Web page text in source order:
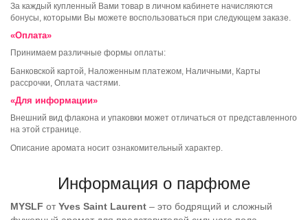
За каждый купленный Вами товар в личном кабинете начисляются
бонусы, которыми Вы можете воспользоваться при следующем заказе.
«Оплата»
Принимаем различные формы оплаты:
Банковской картой, Наложенным платежом, Наличными, Карты
рассрочки, Оплата частями.
«Для информации»
Внешний вид флакона и упаковки может отличаться от представленного
на этой странице.
Описание аромата носит ознакомительный характер.
Информация о парфюме
MYSLF от Yves Saint Laurent – это бодрящий и сложный